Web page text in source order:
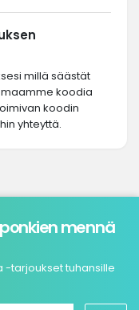
millä säästät
koodia
koodin
yhteyttä.
mennä
-tarjoukset tuhansille